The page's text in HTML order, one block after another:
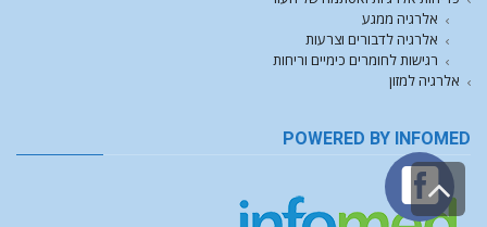
אלרגיה ממגע
אלרגיה לדבורים וצרעות
רגישות לחומרים כימיים וריחות
אלרגיה למזון
POWERED BY INFOMED
גלילה